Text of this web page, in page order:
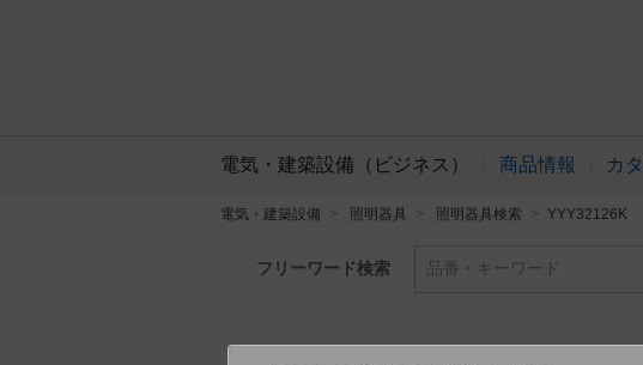
電気・建築設備（ビジネス） 商品情報 カ
電気・建築設備 照明器具 照明器具検索 YYY32126K
フリーワード検索 品番・キーワード